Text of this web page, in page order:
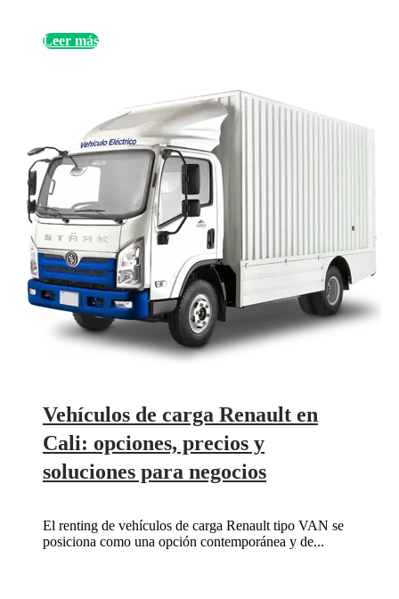
Leer más
Vehículos de carga Renault en
Cali: opciones, precios y
soluciones para negocios
El renting de vehículos de carga Renault tipo VAN se
posiciona como una opción contemporánea y de...